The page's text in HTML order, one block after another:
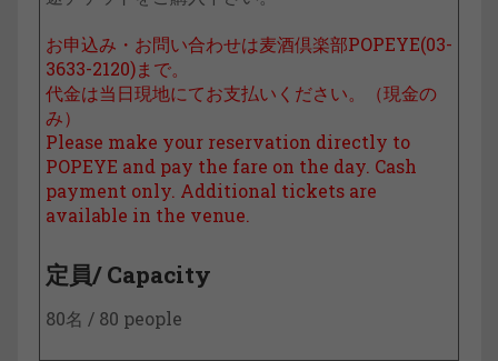
お申込み・お問い合わせは麦酒倶楽部POPEYE(03-
3633-2120)まで。
代金は当日現地にてお支払いください。（現金の
み）
Please make your reservation directly to
POPEYE and pay the fare on the day. Cash
payment only. Additional tickets are
available in the venue.
定員/ Capacity
80名 / 80 people